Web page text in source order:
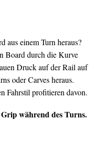
aus einem Turn heraus?
Board durch die Kurve
Druck auf der Rail auf
oder Carves heraus.
Fahrstil profitieren davon.
während des Turns.